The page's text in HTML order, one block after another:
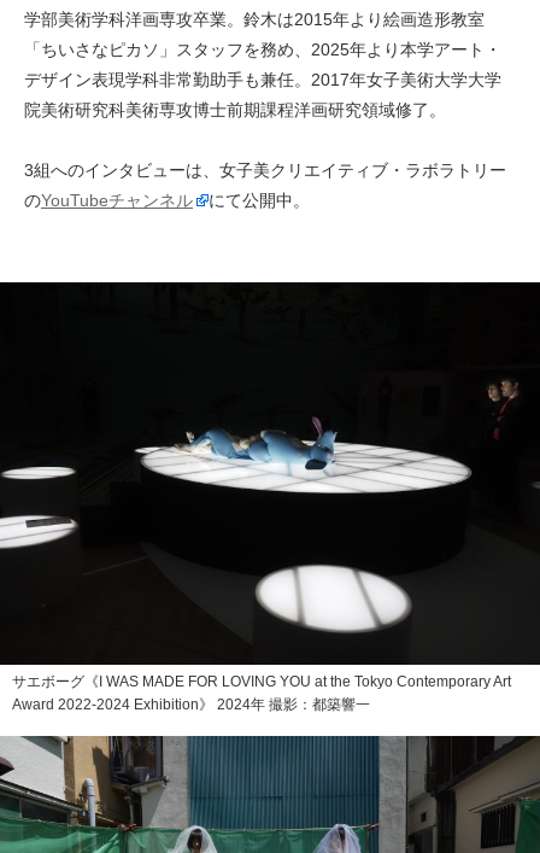
学部美術学科洋画専攻卒業。鈴木は2015年より絵画造形教室
「ちいさなピカソ」スタッフを務め、2025年より本学アート・
デザイン表現学科非常勤助手も兼任。2017年女子美術大学大学
院美術研究科美術専攻博士前期課程洋画研究領域修了。
3組へのインタビューは、女子美クリエイティブ・ラボラトリー
のYouTubeチャンネル にて公開中。
サエボーグ《I WAS MADE FOR LOVING YOU at the Tokyo Contemporary Art
Award 2022-2024 Exhibition》 2024年 撮影：都築響一